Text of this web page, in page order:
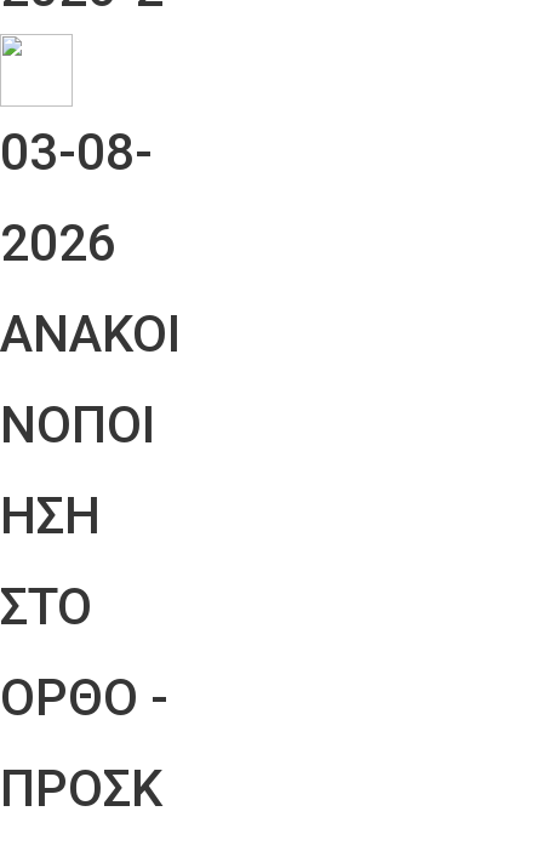
03-08-
2026
ΑΝΑΚΟΙ
ΝΟΠΟΙ
ΗΣΗ
ΣΤΟ
ΟΡΘΟ -
ΠΡΟΣΚ